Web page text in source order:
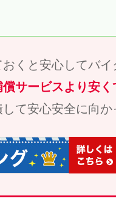
くと安心してバ
サービスより安く
て安心安全に向か